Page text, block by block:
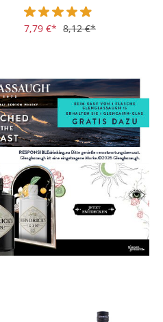
4.9 von 5 Sternen
Durchschnittliche
7,79 €* 8,12 €*